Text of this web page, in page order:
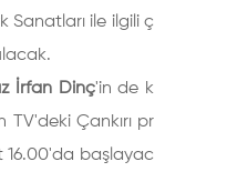
Sanatları ile ilgili ç
İrfan Dinç'in de k
Çankırı pr
16.00'da başlayac